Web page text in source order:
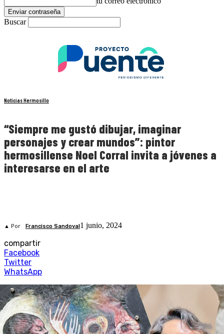
Buscar
Noticias Hermosillo
“Siempre me gustó dibujar, imaginar
personajes y crear mundos”: pintor
hermosillense Noel Corral invita a jóvenes a
interesarse en el arte
▲ Por Francisco Sandoval1 junio, 2024
compartir
Facebook
Twitter
WhatsApp